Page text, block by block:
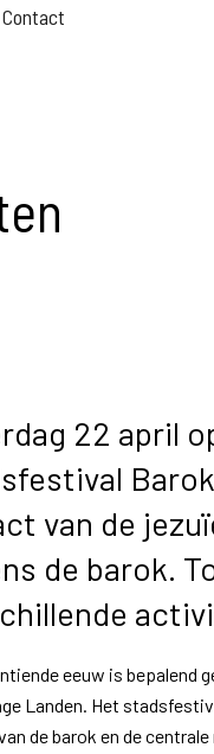
Contact
22 april
van de
de barok.
eeuw is bepalend
Landen. Het
de barok en de